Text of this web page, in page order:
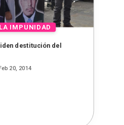
destitución del
20, 2014